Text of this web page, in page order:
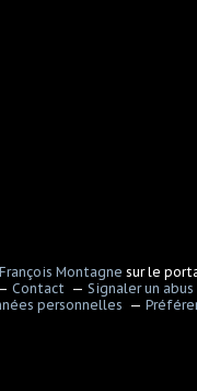
François Montagne sur le
Contact Signaler un abus
personnelles